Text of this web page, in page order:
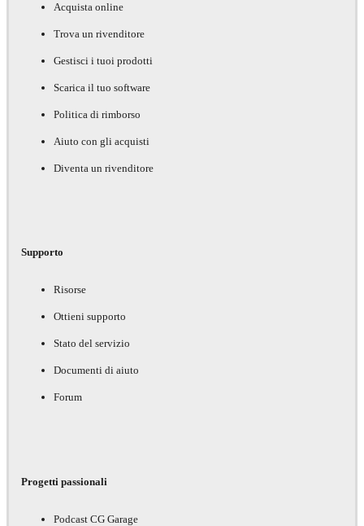
Acquista online
Trova un rivenditore
Gestisci i tuoi prodotti
Scarica il tuo software
Politica di rimborso
Aiuto con gli acquisti
Diventa un rivenditore
Supporto
Risorse
Ottieni supporto
Stato del servizio
Documenti di aiuto
Forum
Progetti passionali
Podcast CG Garage